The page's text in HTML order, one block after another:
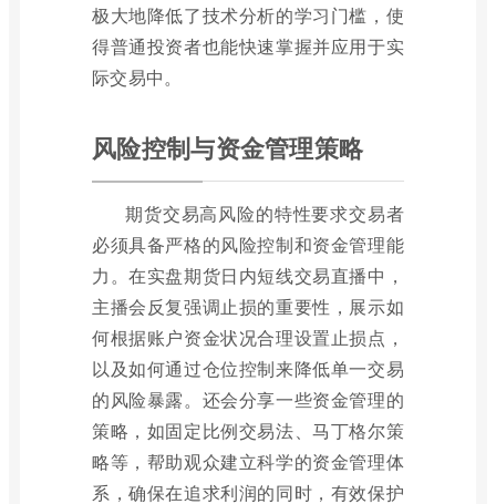
极大地降低了技术分析的学习门槛，使
得普通投资者也能快速掌握并应用于实
际交易中。
风险控制与资金管理策略
期货交易高风险的特性要求交易者
必须具备严格的风险控制和资金管理能
力。在实盘期货日内短线交易直播中，
主播会反复强调止损的重要性，展示如
何根据账户资金状况合理设置止损点，
以及如何通过仓位控制来降低单一交易
的风险暴露。还会分享一些资金管理的
策略，如固定比例交易法、马丁格尔策
略等，帮助观众建立科学的资金管理体
系，确保在追求利润的同时，有效保护